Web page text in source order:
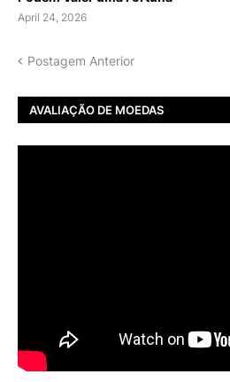
April 24, 2026
Postagem Anterior
AVALIAÇÃO DE MOEDAS